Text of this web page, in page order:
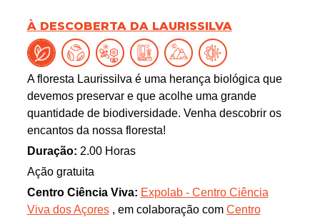
À DESCOBERTA DA LAURISSILVA
A floresta Laurissilva é uma herança biológica que
devemos preservar e que acolhe uma grande
quantidade de biodiversidade. Venha descobrir os
encantos da nossa floresta!
Duração: 2.00 Horas
Ação gratuita
Centro Ciência Viva: Expolab - Centro Ciência
Viva dos Açores, em colaboração com Centro